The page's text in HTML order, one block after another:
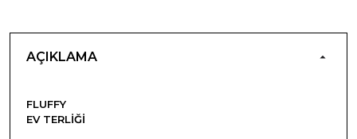
AÇIKLAMA
FLUFFY
EV TERLIĞI